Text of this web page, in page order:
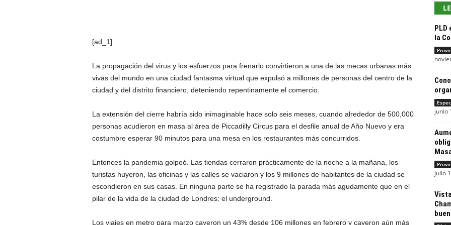
[ad_1]
La propagación del virus y los esfuerzos para frenarlo convirtieron a una de las mecas urbanas más
vivas del mundo en una ciudad fantasma virtual que expulsó a millones de personas del centro de la
ciudad y del distrito financiero, deteniendo repentinamente el comercio.
La extensión del cierre habría sido inimaginable hace solo seis meses, cuando alrededor de 500,000
personas acudieron en masa al área de Piccadilly Circus para el desfile anual de Año Nuevo y era
costumbre esperar 90 minutos para una mesa en los restaurantes más concurridos.
Entonces la pandemia golpeó. Las tiendas cerraron prácticamente de la noche a la mañana, los
turistas huyeron, las oficinas y las calles se vaciaron y los 9 millones de habitantes de la ciudad se
escondieron en sus casas. En ninguna parte se ha registrado la parada más agudamente que en el
pilar de la vida de la ciudad de Londres: el underground.
Los viajes en metro para marzo cayeron un 43% desde 106 millones en febrero y cayeron aún más
PLD
la
junio
julio